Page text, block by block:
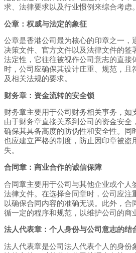
求、法律要求以及行业惯例来综合考虑。
公章：权威与法定的象征
公章是香港公司最为核心的印章之一，
决策文件、官方文件以及法律文件的签
法定性，它往往被视作公司意志的直接
时，公司应确保其设计庄重、规范，且
及相关法规的要求。
财务章：资金流转的安全锁
财务章主要用于公司财务相关事务，如
由于财务章直接关系到公司的资金安全
确保其具备高度的防伪性和安全性。同
也应建立严格的制度，防止因印章被盗
失。
合同章：商业合作的诚信保障
合同章主要用于公司与其他企业或个人
法律文件。在选择合同章时，公司应注
以确保合同内容的准确无误。此外，合
循一定的程序和规范，以维护公司的商
法人代表章：个人身份与公司意志的结
法人代表章是公司法人代表个人的身份